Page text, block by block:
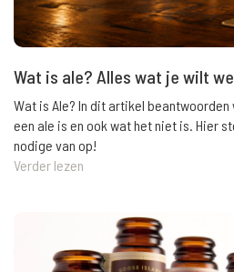
Wat is ale? Alles wat je wilt
Wat is Ale? In dit artikel
een ale is en ook wat het niet is. Hier
nodige van op!
Verder lezen